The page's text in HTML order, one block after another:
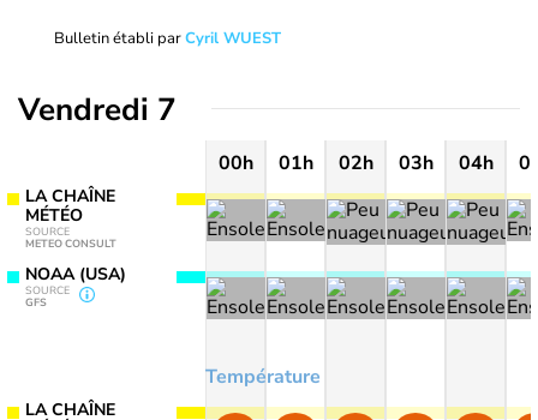
Bulletin établi parCyril WUEST
Vendredi 7
LA CHAÎNE
MÉTÉO
SOURCE
METEO CONSULT
NOAA (USA)
SOURCE
GFS
LA CHAÎNE
00h 01h 02h 03h 04h
Température